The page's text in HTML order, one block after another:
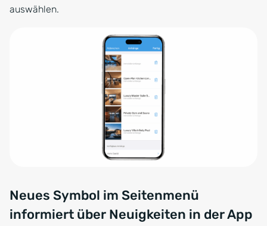
auswählen.
Neues Symbol im Seitenmenü
informiert über Neuigkeiten in der App